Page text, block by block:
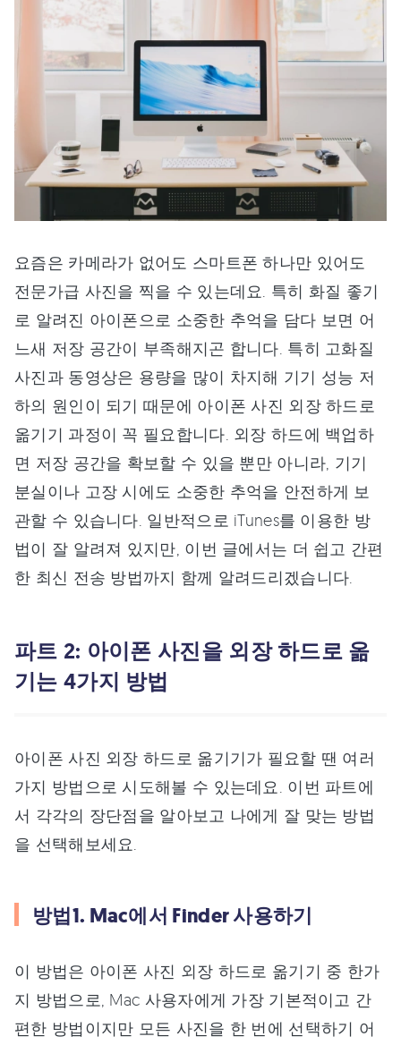
요즘은 카메라가 없어도 스마트폰 하나만 있어도
전문가급 사진을 찍을 수 있는데요. 특히 화질 좋기
로 알려진 아이폰으로 소중한 추억을 담다 보면 어
느새 저장 공간이 부족해지곤 합니다. 특히 고화질
사진과 동영상은 용량을 많이 차지해 기기 성능 저
하의 원인이 되기 때문에 아이폰 사진 외장 하드로
옮기기 과정이 꼭 필요합니다. 외장 하드에 백업하
면 저장 공간을 확보할 수 있을 뿐만 아니라, 기기
분실이나 고장 시에도 소중한 추억을 안전하게 보
관할 수 있습니다. 일반적으로 iTunes를 이용한 방
법이 잘 알려져 있지만, 이번 글에서는 더 쉽고 간편
한 최신 전송 방법까지 함께 알려드리겠습니다.
파트 2: 아이폰 사진을 외장 하드로 옮
기는 4가지 방법
아이폰 사진 외장 하드로 옮기기가 필요할 땐 여러
가지 방법으로 시도해볼 수 있는데요. 이번 파트에
서 각각의 장단점을 알아보고 나에게 잘 맞는 방법
을 선택해보세요.
방법1. Mac에서 Finder 사용하기
이 방법은 아이폰 사진 외장 하드로 옮기기 중 한가
지 방법으로, Mac 사용자에게 가장 기본적이고 간
편한 방법이지만 모든 사진을 한 번에 선택하기 어